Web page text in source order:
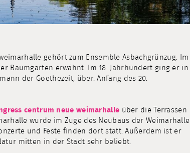
gehört zum Ensemble Asbachgrünzug. Im
Baumgarten erwähnt. Im 18. Jahrhundert ging er in
der Goethezeit, über. Anfang des 20.
centrum neue weimarhalle über die Terrassen
wurde im Zuge des Neubaus der Weimarhalle
und Feste finden dort statt. Außerdem ist er
mitten in der Stadt sehr beliebt.